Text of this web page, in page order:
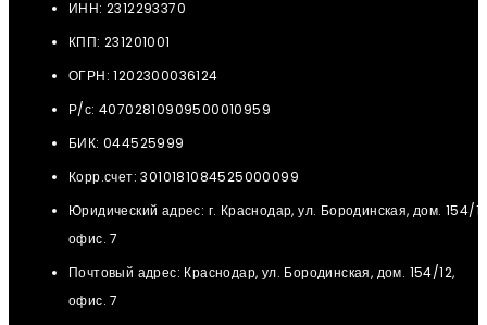
ИНН: 2312293370
КПП: 231201001
ОГРН: 1202300036124
Р/с: 40702810909500010959
БИК: 044525999
Корр.счет: 3010181084525000099
Юридический адрес: г. Краснодар, ул. Бородинская, дом. 154/
офис. 7
Почтовый адрес: Краснодар, ул. Бородинская, дом. 154/12,
офис. 7